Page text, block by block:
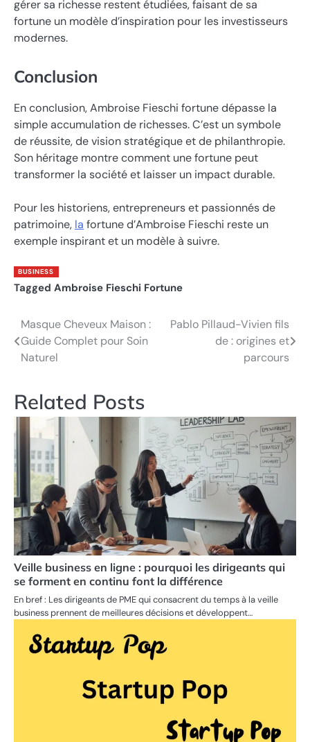
gérer sa richesse restent étudiées, faisant de sa
fortune un modèle d’inspiration pour les investisseurs
modernes.
Conclusion
En conclusion, Ambroise Fieschi fortune dépasse la
simple accumulation de richesses. C’est un symbole
de réussite, de vision stratégique et de philanthropie.
Son héritage montre comment une fortune peut
transformer la société et laisser un impact durable.
Pour les historiens, entrepreneurs et passionnés de
patrimoine, la fortune d’Ambroise Fieschi reste un
exemple inspirant et un modèle à suivre.
BUSINESS
Tagged Ambroise Fieschi Fortune
Post
navigation
Masque Cheveux Maison :
Guide Complet pour Soin
Naturel
Pablo Pillaud-Vivien fils
de : origines et
parcours
Related Posts
Veille business en ligne : pourquoi les dirigeants qui
se forment en continu font la différence
En bref : Les dirigeants de PME qui consacrent du temps à la veille
business prennent de meilleures décisions et développent…